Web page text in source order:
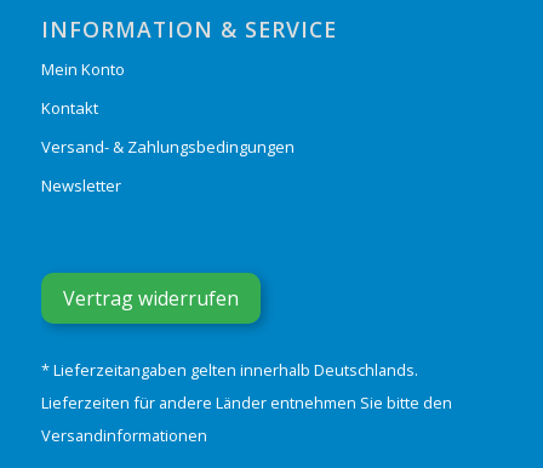
INFORMATION & SERVICE
Mein Konto
Kontakt
Versand- & Zahlungsbedingungen
Newsletter
Vertrag widerrufen
* Lieferzeitangaben gelten innerhalb Deutschlands.
Lieferzeiten für andere Länder entnehmen Sie bitte den
Versandinformationen